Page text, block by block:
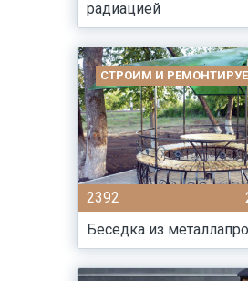
радиацией
СТРОИМ И
2392
Беседка из